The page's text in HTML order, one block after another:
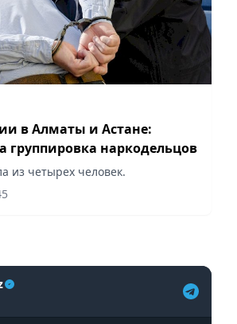
в Алматы и Астане:
группировка наркодельцов
из четырех человек.